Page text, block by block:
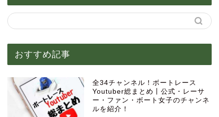
おすすめ記事
全34チャンネル！ボートレース
Youtuber総まとめ丨公式・レーサ
ー・ファン・ボート女子のチャンネ
ルを紹介！